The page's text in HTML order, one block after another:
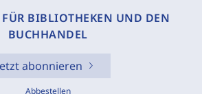
FÜR BIBLIOTHEKEN UND DEN
BUCHHANDEL
abonnieren
Abbestellen